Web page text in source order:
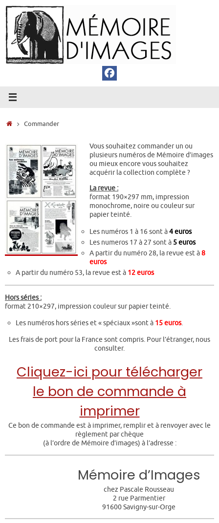
Passer
au
contenu
Accueil
Commander
Vous souhaitez commander un ou
plusieurs numéros de Mémoire d’images
ou mieux encore vous souhaitez
acquérir la collection complète ?
La revue :
format 190×297 mm, impression
monochrome, noire ou couleur sur
papier teinté.
Les numéros 1 à 16 sont à4 euros
Les numeros 17 à 27 sont à 5 euros
A partir du numéro 28, la revue est à8
euros
A partir du numéro 53, la revue est à12 euros
Hors séries :
format 210×297, impression couleur sur papier teinté.
Les numéros hors séries et « spéciaux »sont à 15 euros.
Les frais de port pour la France sont compris. Pour l’étranger, nous
consulter.
Cliquez-ici pour télécharger
le bon de commande à
imprimer
Ce bon de commande est à imprimer, remplir et à renvoyer avec le
règlement par chèque
(à l’ordre de Mémoire d’images) à l’adresse :
Mémoire d’Images
chez Pascale Rousseau
2 rue Parmentier
91600 Savigny-sur-Orge